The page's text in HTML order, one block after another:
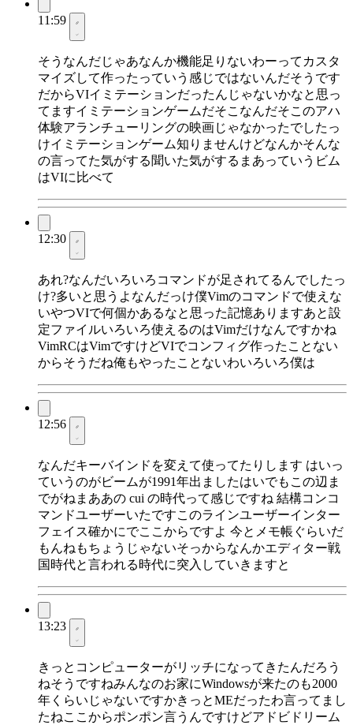
11:59
そうなんだじゃあなんか機能足りないわーってカスタ
マイズして作ったっていう感じではないんだそうです
だからVIイミテーションだったんじゃないかなと思っ
てますイミテーションゲームだそこなんだそこのアハ
体験アランチューリングの映画じゃなかったでしたっ
けイミテーションゲーム知りませんけどなんかそんな
の言ってた気がする聞いた気がするまあっていうビム
はVIに比べて
12:30
あれ?なんだいろいろコマンドが足されてるんでしたっ
け?多いと思うよなんだっけ僕Vimのコマンドで使えな
いやつVIで何個かあるなと思った記憶ありますあと設
定ファイルいろいろ使えるのはVimだけなんですかね
VimRCはVimですけどVIでコンフィグ作ったことない
からそうだね俺もやったことないわいろいろ僕は
12:56
なんだキーバインドを変えて使ってたりします はいっ
ていうのがビームが1991年出ましたはいでもこの辺ま
でがねまああの cui の時代って感じですね 結構コンコ
マンドユーザーいたですこのラインユーザーインター
フェイス確かにでここからですよ 今とメモ帳ぐらいだ
もんねもちょうじゃないそっからなんかエディター戦
国時代と言われる時代に突入していきますと
13:23
きっとコンピューターがリッチになってきたんだろう
ねそうですねみんなのお家にWindowsが来たのも2000
年くらいじゃないですかきっとMEだったわ言ってまし
たねここからポンポン言うんですけどアドビドリーム